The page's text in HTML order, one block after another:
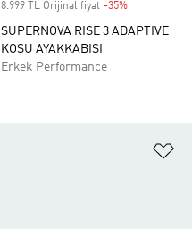
8.999 TL Orijinal fiyat -35%
SUPERNOVA RISE 3 ADAPTIVE
KOŞU AYAKKABISI
Erkek Performance